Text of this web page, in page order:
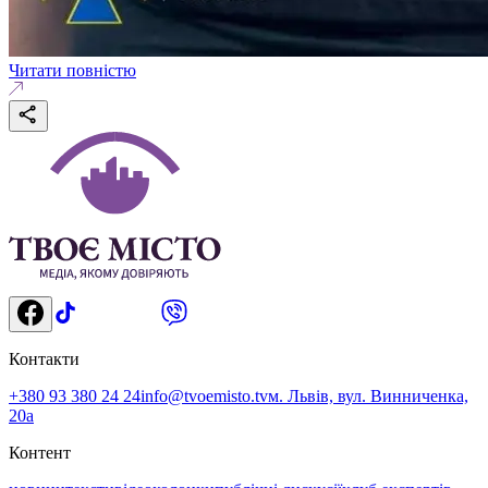
Читати повністю
Контакти
+380 93 380 24 24info@tvoemisto.tvм. Львів, вул. Винниченка,
20а
Контент